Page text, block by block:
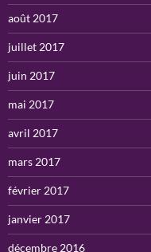
août 2017
juillet 2017
juin 2017
mai 2017
avril 2017
mars 2017
février 2017
janvier 2017
décembre 2016